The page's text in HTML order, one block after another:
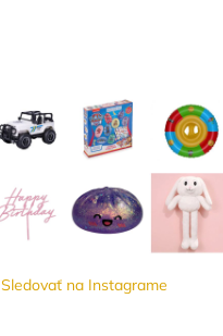
Sledovať na Instagrame